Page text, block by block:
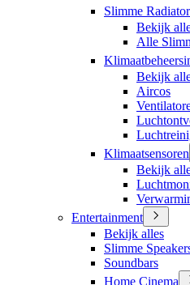
Slimme
Bekijk
Alle
Bekijk
Aircos
Klimaatsensoren
Bekijk
Entertainment
Bekijk alles
Slimme
Soundbars
Home Cinema